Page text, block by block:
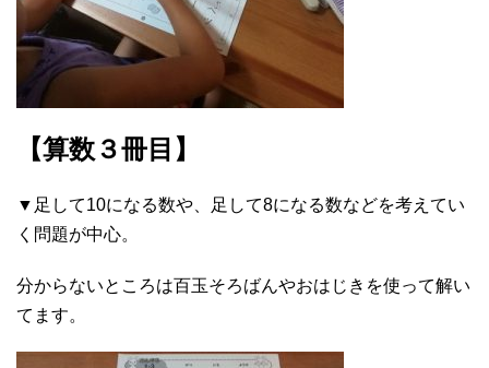
【算数３冊目】
▼足して10になる数や、足して8になる数などを考えてい
く問題が中心。
分からないところは百玉そろばんやおはじきを使って解い
てます。